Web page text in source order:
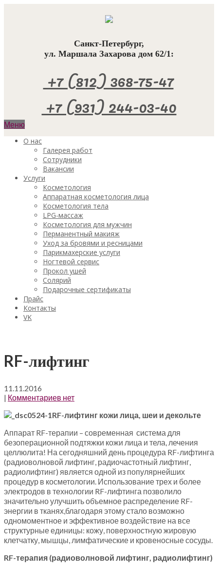
Санкт-Петербург,
ул. Маршала Захарова дом 62/1:
+7 (812) 368-75-47
+7 (931) 244-03-40
Меню
О нас
Галерея работ
Сотрудники
Вакансии
Услуги
Косметология
Аппаратная косметология лица
Косметология тела
LPG-массаж
Косметология для мужчин
Перманентный макияж
Уход за бровями и ресницами
Парикмахерские услуги
Ногтевой сервис
Прокол ушей
Солярий
Подарочные сертификаты
Прайс
Контакты
VK
RF-лифтинг
11.11.2016
| Комментариев нет
RF-лифтинг кожи лица, шеи и декольте
Аппарат RF-терапии – современная система для
безоперационной подтяжки кожи лица и тела, лечения
целлюлита! На сегодняшний день процедура RF-лифтинга
(радиоволновой лифтинг, радиочастотный лифтинг,
радиолифтинг) является одной из популярнейших
процедур в косметологии. Использование трех и более
электродов в технологии RF-лифтинга позволило
значительно улучшить объемное распределение RF-
энергии в тканях,благодаря этому стало возможно
одномоментное и эффективное воздействие на все
структурные единицы: кожу, поверхностную жировую
клетчатку, мышцы, лимфатические и кровеносные сосуды.
RF-терапия (радиоволновой лифтинг, радиолифтинг)